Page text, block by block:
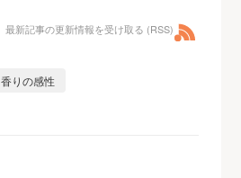
最新記事の更新情報を受け取る (RSS)
香りの感性